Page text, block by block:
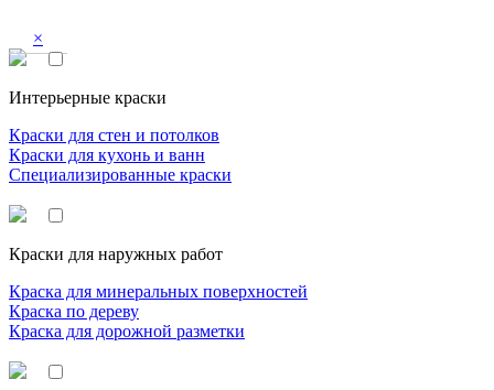
×
Интерьерные краски
Краски для стен и потолков
Краски для кухонь и ванн
Специализированные краски
Краски для наружных работ
Краска для минеральных поверхностей
Краска по дереву
Краска для дорожной разметки